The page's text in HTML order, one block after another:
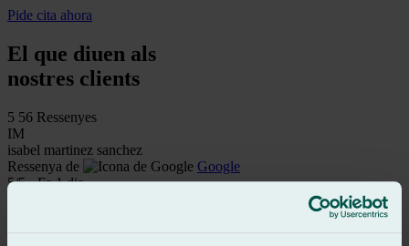
Pide cita ahora
El que diuen als
nostres clients
5 56 Ressenyes
IM
isabel martinez sanchez
Ressenya de
Google
5/5· Fa 1 dia